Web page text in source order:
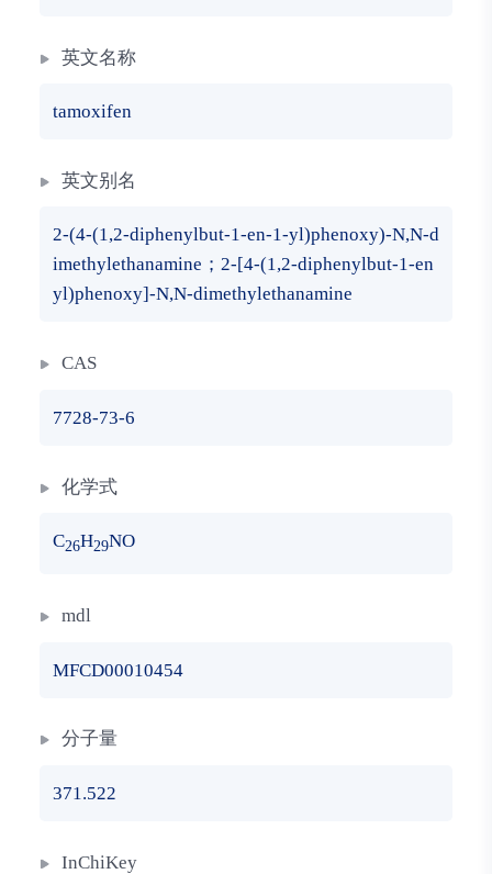
英文名称
tamoxifen
英文别名
2-(4-(1,2-diphenylbut-1-en-1-yl)phenoxy)-N,N-d
imethylethanamine；2-[4-(1,2-diphenylbut-1-en
yl)phenoxy]-N,N-dimethylethanamine
CAS
7728-73-6
化学式
C26H29NO
mdl
MFCD00010454
分子量
371.522
InChiKey